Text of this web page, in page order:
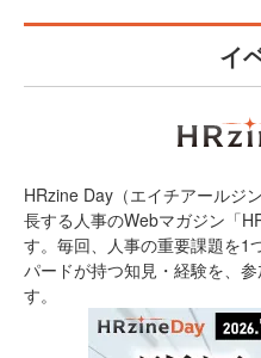
イ
HRzine Day（エイチアールジ
長する人事のWebマガジン「
す。毎回、人事の重要課題を1
パードが持つ知見・経験を、
す。